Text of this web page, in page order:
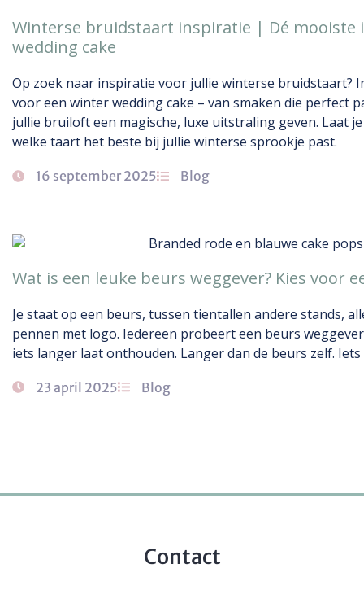
Winterse bruidstaart inspiratie | Dé mooiste
wedding cake
Op zoek naar inspiratie voor jullie winterse bruidstaart?
voor een winter wedding cake – van smaken die perfect
jullie bruiloft een magische, luxe uitstraling geven. Laat
welke taart het beste bij jullie winterse sprookje past.
16 september 2025 Blog
Wat is een leuke beurs weggever? Kies voor
Je staat op een beurs, tussen tientallen andere stands,
pennen met logo. Iedereen probeert een beurs
iets langer laat onthouden. Langer dan de beurs zelf.
23 april 2025 Blog
Contact